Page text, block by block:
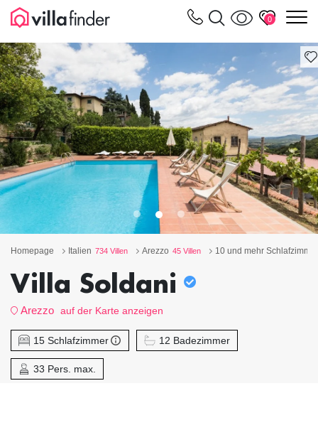
0
Homepage Italien 734 Villen Arezzo 45 Villen 10 und mehr Schlafzimmer
Villa Soldani
Arezzo auf der Karte anzeigen
15 Schlafzimmer 12 Badezimmer
33 Pers. max.
Cookie-Einstellungen